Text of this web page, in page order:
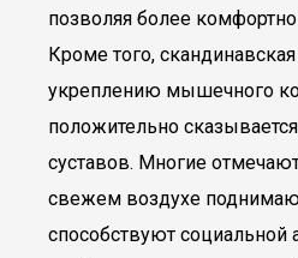
позволяя более
Кроме того,
укреплению мышечного
положительно
суставов. Многие
свежем воздухе
способствуют социальной